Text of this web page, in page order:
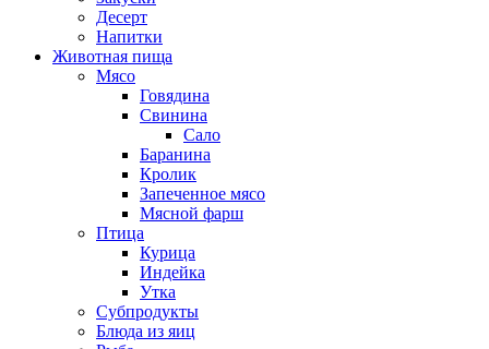
Десерт
Напитки
Животная пища
Мясо
Говядина
Свинина
Сало
Баранина
Кролик
Запеченное мясо
Мясной фарш
Птица
Курица
Индейка
Утка
Субпродукты
Блюда из яиц